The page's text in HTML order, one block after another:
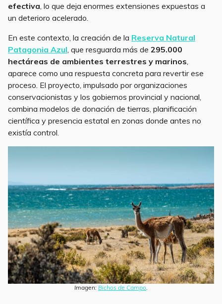
efectiva, lo que deja enormes extensiones expuestas a
un deterioro acelerado.
En este contexto, la creación de la Reserva Natural
Patagonia Azul, que resguarda más de 295.000
hectáreas de ambientes terrestres y marinos,
aparece como una respuesta concreta para revertir ese
proceso. El proyecto, impulsado por organizaciones
conservacionistas y los gobiernos provincial y nacional,
combina modelos de donación de tierras, planificación
científica y presencia estatal en zonas donde antes no
existía control.
Imagen: Bichos de Campo.